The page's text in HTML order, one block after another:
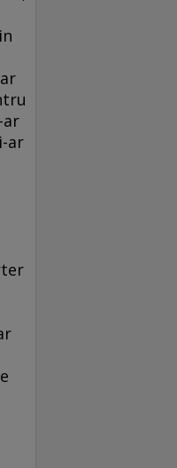
ar
ar